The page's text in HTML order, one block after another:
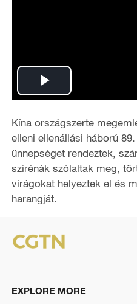
P
l
a
y
V
i
e
Kína országszerte
elleni ellenállási háború
ünnepséget rendeztek,
szirénák szólaltak meg,
virágokat helyeztek el és
harangját.
EXPLORE MORE